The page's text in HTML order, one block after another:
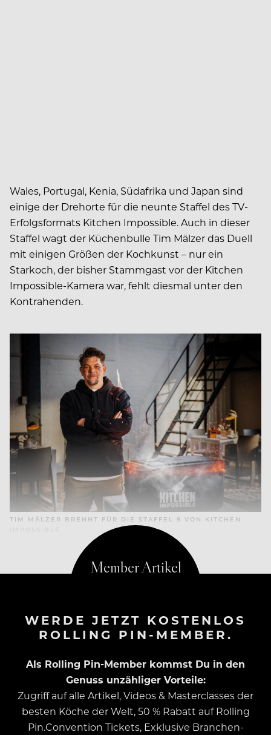
Wales, Portugal, Kenia, Südafrika und Japan sind
einige der Drehorte für die neunte Staffel des TV-
Erfolgsformats Kitchen Impossible. Auch in dieser
Staffel wagt der Küchenbulle Tim Mälzer das Duell
mit einigen Größen der Kochkunst – nur ein
Starkoch, der bisher Stammgast vor der Kitchen
Impossible-Kamera war, fehlt diesmal unter den
Kontrahenden.
TIM MÄLZER BRENNT FÜR DIE STAFFEL 9 VON KITCHEN
WERDE JETZT KOSTENLOS
ROLLING PIN-MEMBER.
Als Rolling Pin-Member kommst Du in den
Genuss unzähliger Vorteile:
Zugriff auf alle Artikel, Videos & Masterclasses der
besten Köche der Welt, 50 % Rabatt auf Rolling
Pin.Convention Tickets, Exklusive Branchen-